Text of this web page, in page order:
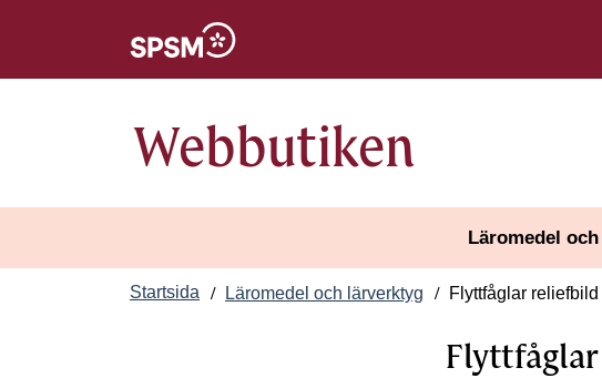
Webbutiken
Läromedel
Startsida Läromedel och lärverktyg Flyttfåglar reliefbild